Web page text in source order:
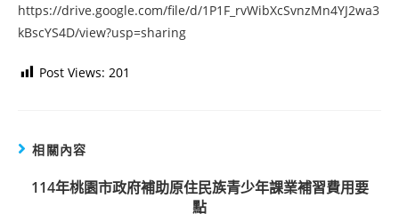
https://drive.google.com/file/d/1P1F_rvWibXcSvnzMn4YJ2wa3
kBscYS4D/view?usp=sharing
Post Views: 201
相關內容
114年桃園市政府補助原住民族青少年課業補習費用要
點